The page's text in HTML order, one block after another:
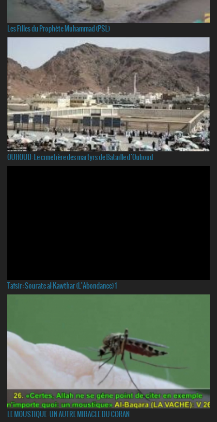
Les Filles du Prophète Muhammad (PSL)
OUHOUD: Le cimetière des martyrs de Bataille d`Ouhoud
Tafsir: Sourate al-Kawthar (L’Abondance) 1
LE MOUSTIQUE :UN AUTRE MIRACLE DU CORAN